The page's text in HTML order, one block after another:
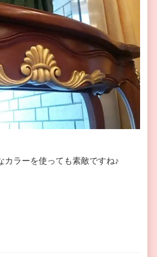
カラーを使っても素敵ですね♪